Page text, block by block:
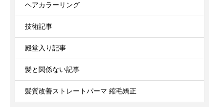
ヘアカラーリング
技術記事
殿堂入り記事
髪と関係ない記事
髪質改善ストレートパーマ 縮毛矯正